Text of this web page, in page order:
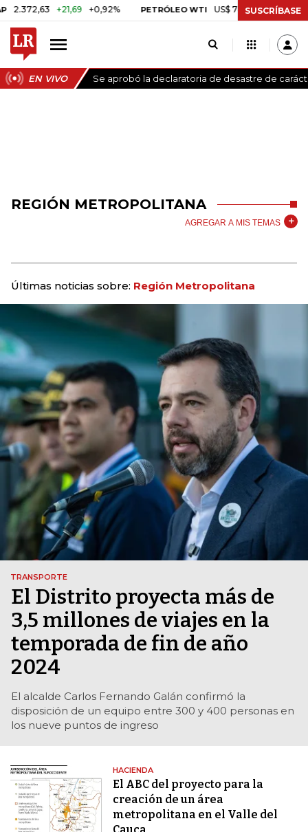
+21,69 +0,92% PETRÓLEO WTI US$ 78,18 US$ 0,17
SUSCRÍBASE
EN VIVO Se aprobó la declaratoria de desastre de
REGIÓN METROPOLITANA
AGREGAR A MIS TEMAS
Últimas noticias sobre: Región Metropolitana
TRANSPORTE
El Distrito proyecta más de
3,5 millones de viajes en la
temporada de fin de año
2024
El alcalde Carlos Fernando Galán confirmó la
disposición de un equipo entre 300 y 400 personas en
los nueve puntos de ingreso
HACIENDA
El ABC del proyecto para la
creación de un área
metropolitana en el Valle del